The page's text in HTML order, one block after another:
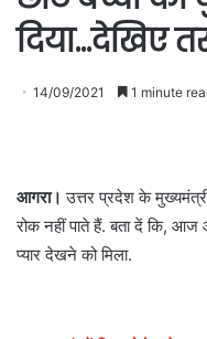
दिया…देखिए
14/09/2021 1 minute
आगरा।उत्तर प्रदेश के
रोक नहीं पाते हैं. बता दें कि, आज
प्यार देखने को मिला.